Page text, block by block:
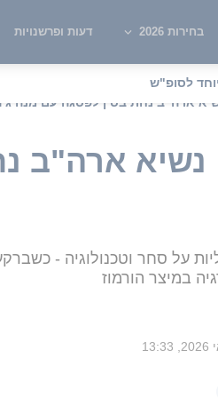
בחירות 2026 דעות ופרשנויות
לסופ"ש
ארה"ב נחת בסין לפסגה עם מנהיג
ארה"ב
על סחר וטכנולוגיה -
במיצר הורמוז